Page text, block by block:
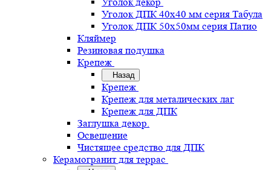
Уголок ДПК 40х40 мм серия Табула
Уголок ДПК 50х50мм серия Патио
Кляймер
Резиновая подушка
Крепеж
Назад
Крепеж
Крепеж для металических лаг
Крепеж для ДПК
Заглушка декор.
Освещение
Чистящее средство для ДПК
Керамогранит для террас